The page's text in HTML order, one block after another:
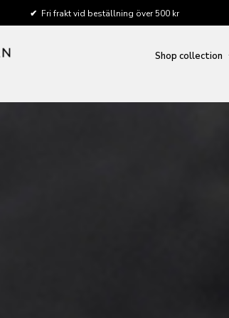
✔ Fri frakt vid beställning över 500 kr
Shop collection